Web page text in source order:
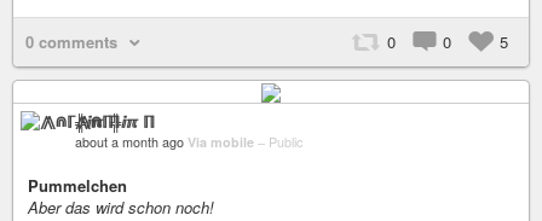
0 comments 0 0 5
⨇⋒ℾ╬ⅈℼ ℿ
about a month ago Via mobile – Public
Pummelchen
Aber das wird schon noch!